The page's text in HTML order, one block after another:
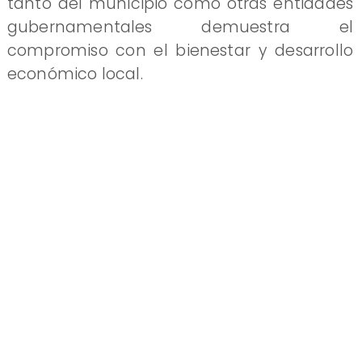
gubernamentales demuestra el
compromiso con el bienestar y desarrollo
económico local.